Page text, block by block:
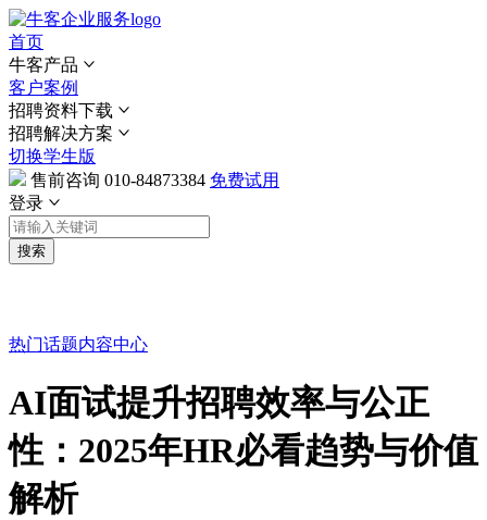
首页
牛客产品
客户案例
招聘资料下载
招聘解决方案
切换学生版
售前咨询 010-84873384 免费试用
登录
搜索
热门话题内容中心
AI面试提升招聘效率与公正
性：2025年HR必看趋势与价值
解析